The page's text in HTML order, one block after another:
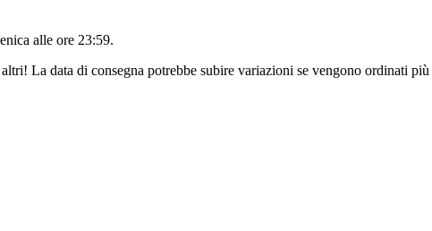
alle ore 23:59.
La data di consegna potrebbe subire variazioni se vengono ordinati più